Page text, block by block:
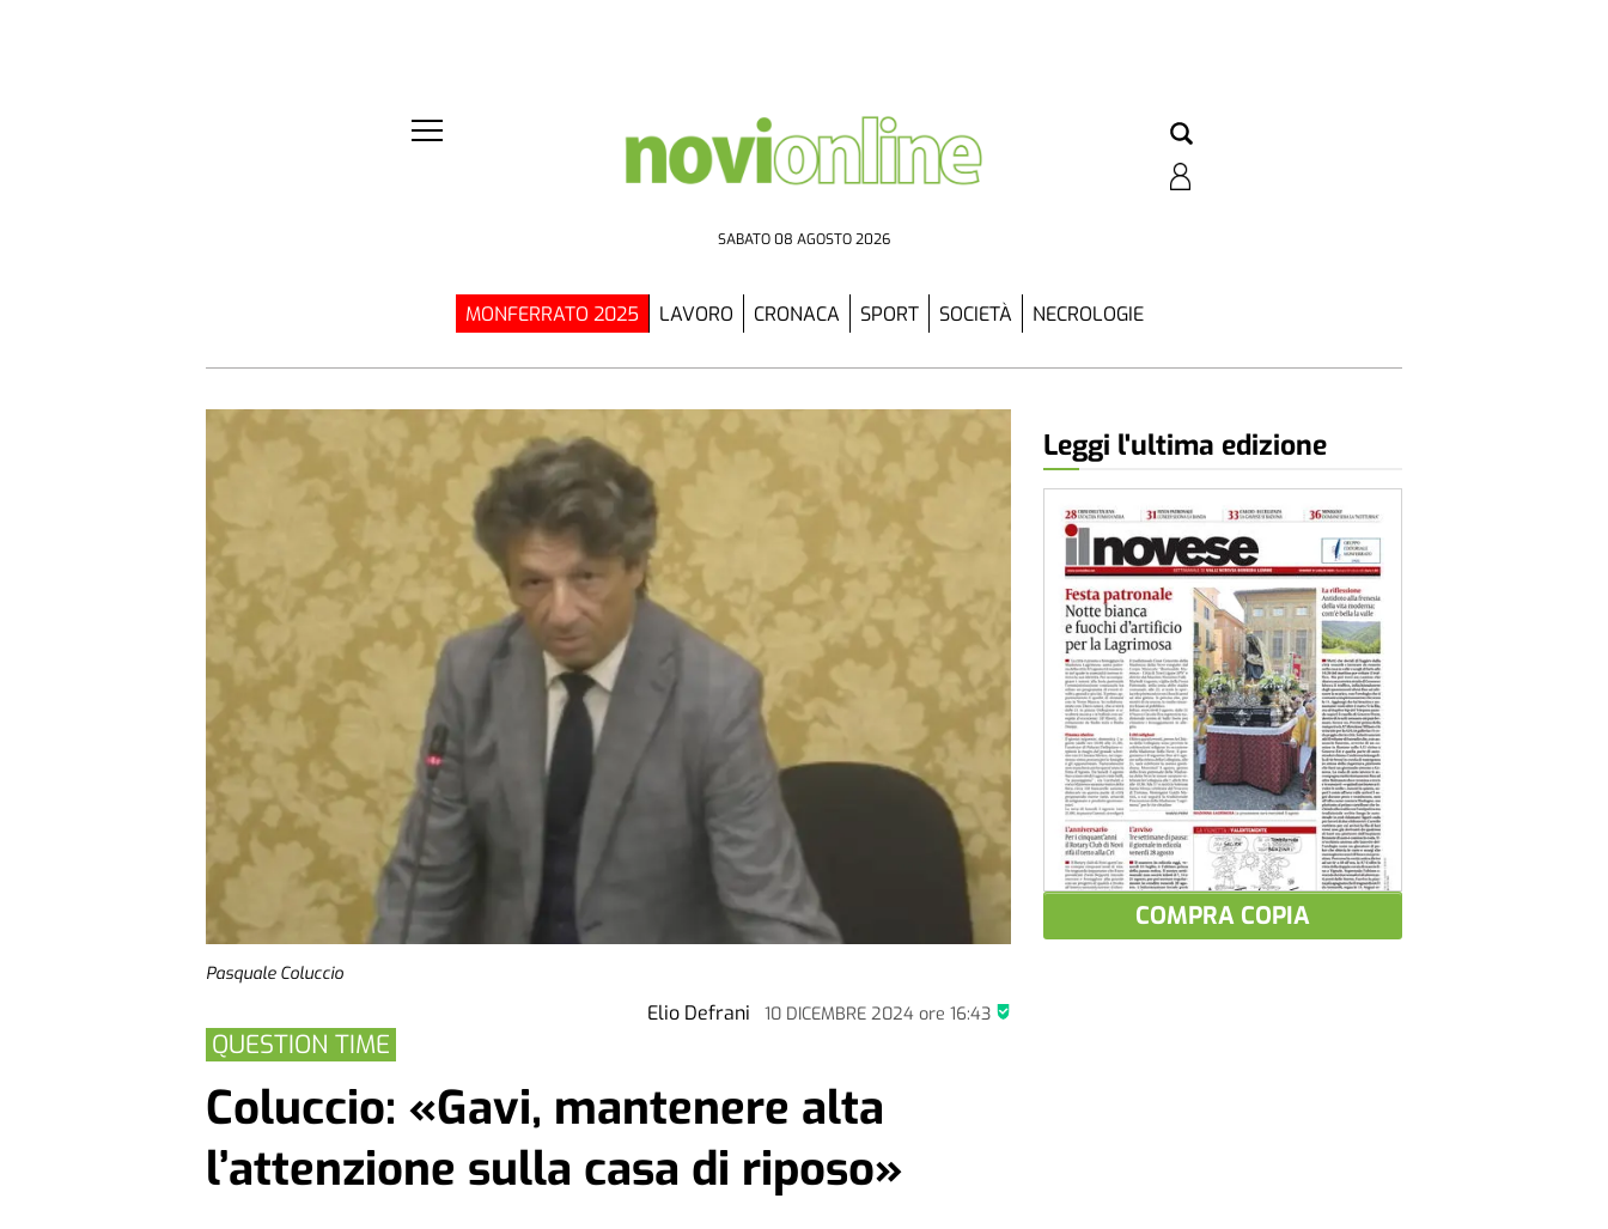
SABATO 08 AGOSTO 2026
MONFERRATO 2025 LAVORO CRONACA SPORT SOCIETÀ NECROLOGIE
Pasquale Coluccio
Elio Defrani 10 DICEMBRE 2024ore 16:43
QUESTION TIME
Coluccio: «Gavi, mantenere alta
l’attenzione sulla casa di riposo»
Leggi l'ultima edizione
COMPRA COPIA